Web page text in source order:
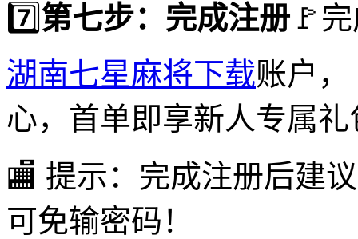
7️⃣第七步：完成注册 🚩
湖南七星麻将下载账户
心，首单即享新人专属礼
🏬 提示：完成注册后建
可免输密码！